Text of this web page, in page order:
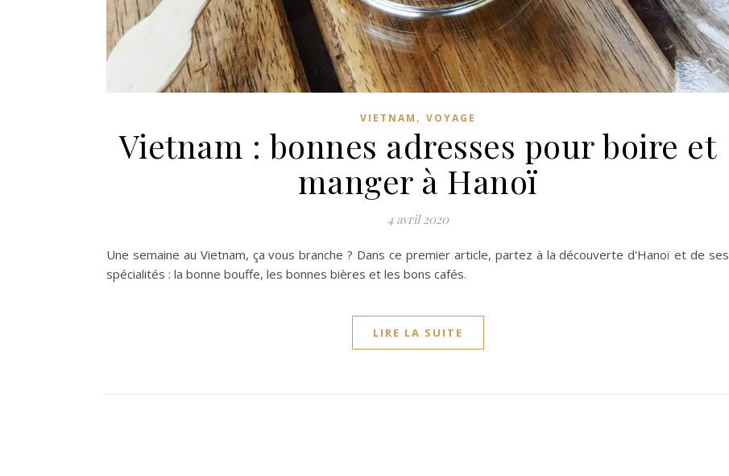
VIETNAM , VOYAGE
Vietnam : bonnes adresses pour boire et
manger à Hanoï
4 avril 2020
Une semaine au Vietnam, ça vous branche ? Dans ce premier article, partez à la découverte d'Hanoï et de ses
spécialités : la bonne bouffe, les bonnes bières et les bons cafés.
LIRE LA SUITE